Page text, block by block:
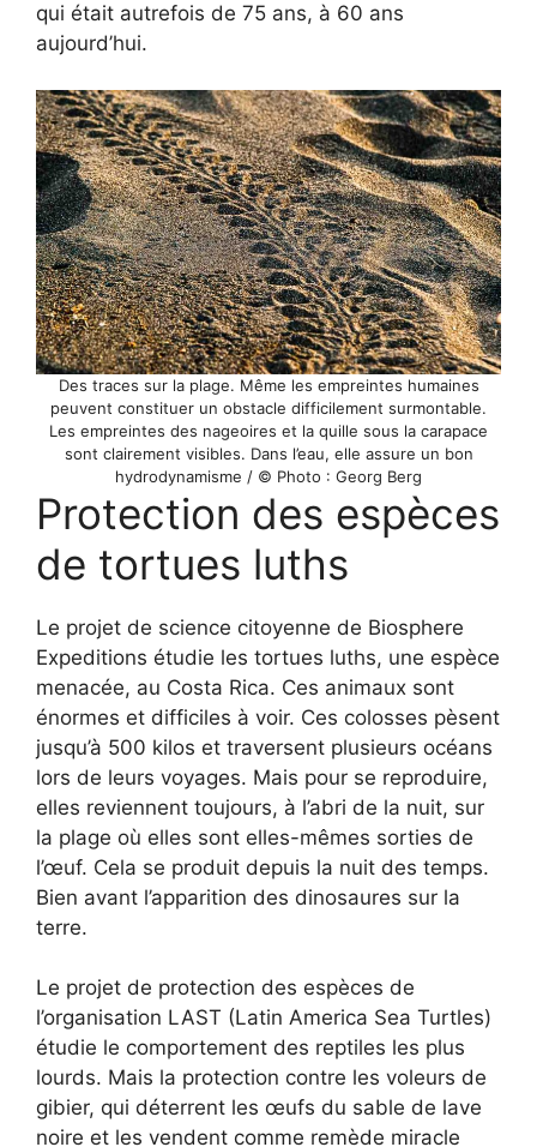
qui était autrefois de 75 ans, à 60 ans
aujourd’hui.
Des traces sur la plage. Même les empreintes humaines
peuvent constituer un obstacle difficilement surmontable.
Les empreintes des nageoires et la quille sous la carapace
sont clairement visibles. Dans l’eau, elle assure un bon
hydrodynamisme / © Photo : Georg Berg
Protection des espèces
de tortues luths
Le projet de science citoyenne de Biosphere
Expeditions étudie les tortues luths, une espèce
menacée, au Costa Rica. Ces animaux sont
énormes et difficiles à voir. Ces colosses pèsent
jusqu’à 500 kilos et traversent plusieurs océans
lors de leurs voyages. Mais pour se reproduire,
elles reviennent toujours, à l’abri de la nuit, sur
la plage où elles sont elles-mêmes sorties de
l’œuf. Cela se produit depuis la nuit des temps.
Bien avant l’apparition des dinosaures sur la
terre.
Le projet de protection des espèces de
l’organisation LAST (Latin America Sea Turtles)
étudie le comportement des reptiles les plus
lourds. Mais la protection contre les voleurs de
gibier, qui déterrent les œufs du sable de lave
noire et les vendent comme remède miracle